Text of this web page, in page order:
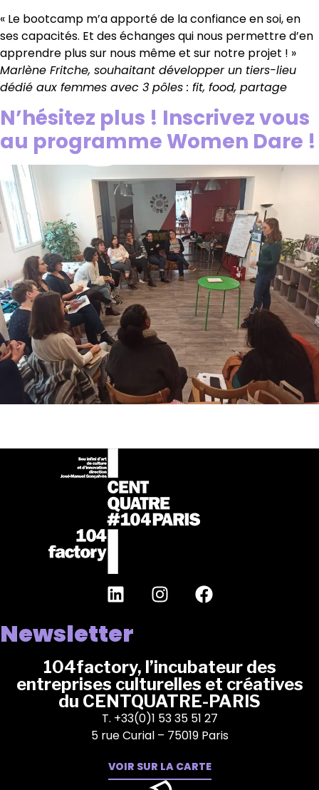
« Le bootcamp m’a apporté de la confiance en soi, en
ses capacités. Et des échanges qui nous permettre d’en
apprendre plus sur nous même et sur notre projet ! »
Marlène Fritche, souhaitant développer un tiers-lieu
dédié aux femmes avec 3 pôles : fit, food, partage
N’hésitez plus ! Inscrivez vous
au programme Women Dare !
Newsletter
104factory, l’incubateur des
entreprises culturelles et créatives
du CENTQUATRE-PARIS
T. +33(0)1 53 35 51 27
5 rue Curial – 75019 Paris
VOIR SUR LA CARTE